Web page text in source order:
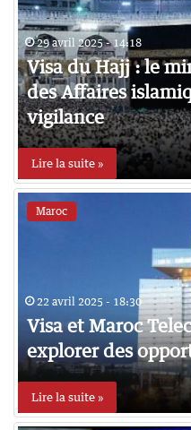
29 avril 2025 - 14:18
Visa du Hajj : le
des Affaires
vigilance
Lire la suite »
Maroc
22 avril 2025 - 18:30
Visa et Maroc
explorer des
Lire la suite »